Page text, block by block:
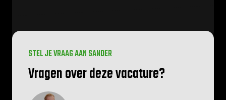
STEL JE VRAAG AAN SANDER
Vragen over deze vacature?